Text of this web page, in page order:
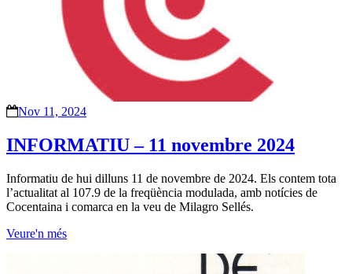
Nov 11, 2024
INFORMATIU – 11 novembre 2024
Informatiu de hui dilluns 11 de novembre de 2024. Els contem tota
l’actualitat al 107.9 de la freqüència modulada, amb notícies de
Cocentaina i comarca en la veu de Milagro Sellés.
Veure'n més